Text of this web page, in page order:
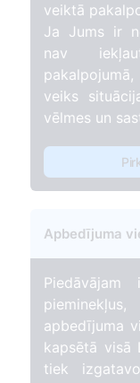
veiktā
Ja Jums ir
nav
veiks
vēlmes un
Apbedījuma
apbedījuma
kapsētā visā
tiek